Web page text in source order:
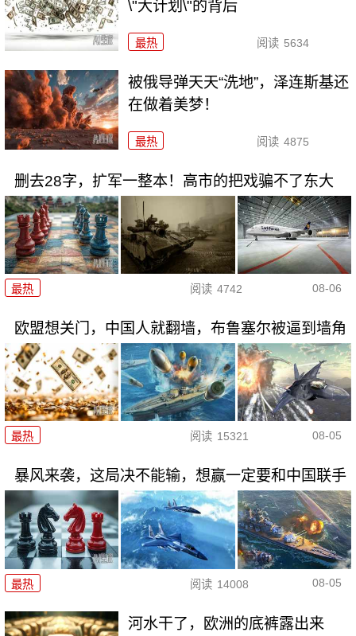
\"大计划\"的背后
最热 阅读 5634
被俄导弹天天“洗地”，泽连斯基还
在做着美梦！
最热 阅读 4875
删去28字，扩军一整本！高市的把戏骗不了东大
最热 阅读 4742 08-06
欧盟想关门，中国人就翻墙，布鲁塞尔被逼到墙角
最热 阅读 15321 08-05
暴风来袭，这局决不能输，想赢一定要和中国联手
最热 阅读 14008 08-05
河水干了，欧洲的底裤露出来